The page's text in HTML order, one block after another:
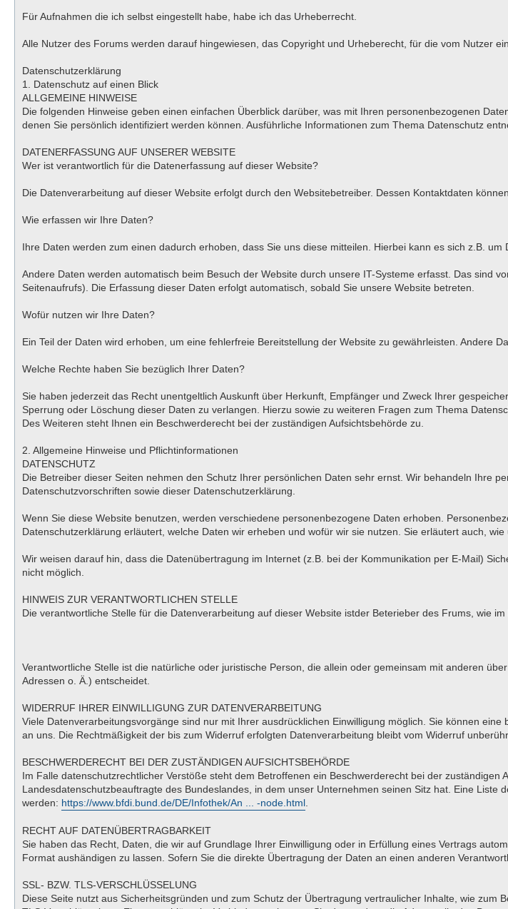
Für Aufnahmen die ich selbst eingestellt habe, habe ich das Urheberrecht.
Alle Nutzer des Forums werden darauf hingewiesen, das Copyright und Urheberecht, für die vom Nutzer
Datenschutzerklärung
1. Datenschutz auf einen Blick
ALLGEMEINE HINWEISE
Die folgenden Hinweise geben einen einfachen Überblick darüber, was mit Ihren personenbezogenen
denen Sie persönlich identifiziert werden können. Ausführliche Informationen zum Thema Datenschutz
DATENERFASSUNG AUF UNSERER WEBSITE
Wer ist verantwortlich für die Datenerfassung auf dieser Website?
Die Datenverarbeitung auf dieser Website erfolgt durch den Websitebetreiber. Dessen Kontaktdaten
Wie erfassen wir Ihre Daten?
Ihre Daten werden zum einen dadurch erhoben, dass Sie uns diese mitteilen. Hierbei kann es sich z.B.
Andere Daten werden automatisch beim Besuch der Website durch unsere IT-Systeme erfasst. Das sind
Seitenaufrufs). Die Erfassung dieser Daten erfolgt automatisch, sobald Sie unsere Website betreten.
Wofür nutzen wir Ihre Daten?
Ein Teil der Daten wird erhoben, um eine fehlerfreie Bereitstellung der Website zu gewährleisten. Andere
Welche Rechte haben Sie bezüglich Ihrer Daten?
Sie haben jederzeit das Recht unentgeltlich Auskunft über Herkunft, Empfänger und Zweck Ihrer
Sperrung oder Löschung dieser Daten zu verlangen. Hierzu sowie zu weiteren Fragen zum Thema
Des Weiteren steht Ihnen ein Beschwerderecht bei der zuständigen Aufsichtsbehörde zu.
2. Allgemeine Hinweise und Pflichtinformationen
DATENSCHUTZ
Die Betreiber dieser Seiten nehmen den Schutz Ihrer persönlichen Daten sehr ernst. Wir behandeln Ihre
Datenschutzvorschriften sowie dieser Datenschutzerklärung.
Wenn Sie diese Website benutzen, werden verschiedene personenbezogene Daten erhoben.
Datenschutzerklärung erläutert, welche Daten wir erheben und wofür wir sie nutzen. Sie erläutert auch,
Wir weisen darauf hin, dass die Datenübertragung im Internet (z.B. bei der Kommunikation per E-Mail)
nicht möglich.
HINWEIS ZUR VERANTWORTLICHEN STELLE
Die verantwortliche Stelle für die Datenverarbeitung auf dieser Website istder Beterieber des Frums, wie im
Verantwortliche Stelle ist die natürliche oder juristische Person, die allein oder gemeinsam mit anderen
Adressen o. Ä.) entscheidet.
WIDERRUF IHRER EINWILLIGUNG ZUR DATENVERARBEITUNG
Viele Datenverarbeitungsvorgänge sind nur mit Ihrer ausdrücklichen Einwilligung möglich. Sie können
an uns. Die Rechtmäßigkeit der bis zum Widerruf erfolgten Datenverarbeitung bleibt vom Widerruf
BESCHWERDERECHT BEI DER ZUSTÄNDIGEN AUFSICHTSBEHÖRDE
Im Falle datenschutzrechtlicher Verstöße steht dem Betroffenen ein Beschwerderecht bei der
Landesdatenschutzbeauftragte des Bundeslandes, in dem unser Unternehmen seinen Sitz hat. Eine
werden: https://www.bfdi.bund.de/DE/Infothek/An ... -node.html
RECHT AUF DATENÜBERTRAGBARKEIT
Sie haben das Recht, Daten, die wir auf Grundlage Ihrer Einwilligung oder in Erfüllung eines Vertrags
Format aushändigen zu lassen. Sofern Sie die direkte Übertragung der Daten an einen anderen
SSL- BZW. TLS-VERSCHLÜSSELUNG
Diese Seite nutzt aus Sicherheitsgründen und zum Schutz der Übertragung vertraulicher Inhalte, wie zum